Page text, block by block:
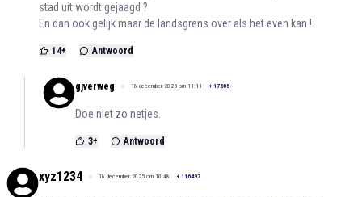
stad uit wordt gejaagd ?
En dan ook gelijk maar de landsgrens over als het even kan !
14+ Antwoord
gjverweg 18 december 2025 om 11:11 + 17805
Doe niet zo netjes.
3+ Antwoord
xyz1234 18 december 2025 om 10:48 + 116497